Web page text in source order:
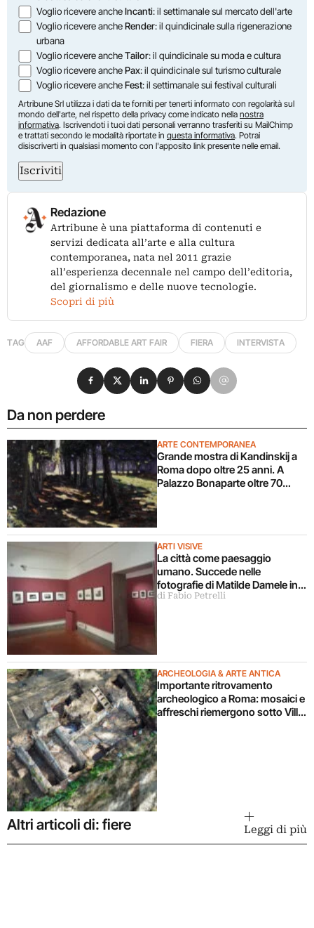
Voglio ricevere ancheIncanti: il settimanale sul mercato dell'arte
Voglio ricevere ancheRender: il quindicinale sulla rigenerazione
urbana
Voglio ricevere ancheTailor: il quindicinale su moda e cultura
Voglio ricevere anchePax: il quindicinale sul turismo culturale
Voglio ricevere ancheFest: il settimanale sui festival culturali
Artribune Srl utilizza i dati da te forniti per tenerti informato con regolarità sul
mondo dell'arte, nel rispetto della privacy come indicato nella nostra
informativa. Iscrivendoti i tuoi dati personali verranno trasferiti su MailChimp
e trattati secondo le modalità riportate in questa informativa. Potrai
disiscriverti in qualsiasi momento con l'apposito link presente nelle email.
Iscriviti
Redazione
Artribune è una piattaforma di contenuti e
servizi dedicata all’arte e alla cultura
contemporanea, nata nel 2011 grazie
all’esperienza decennale nel campo dell’editoria,
del giornalismo e delle nuove tecnologie.
Scopri di più
TAG AAF AFFORDABLE ART FAIR FIERA INTERVISTA
Da non perdere
ARTE CONTEMPORANEA
Grande mostra di Kandinskij a
Roma dopo oltre 25 anni. A
Palazzo Bonaparte oltre 70
ARTI VISIVE
La città come paesaggio
umano. Succede nelle
fotografie di Matilde Damele in
mostra a Roma
di Fabio Petrelli
ARCHEOLOGIA & ARTE ANTICA
Importante ritrovamento
archeologico a Roma: mosaici e
affreschi riemergono sotto Villa
Condividi su Facebook
Condividi su X
Condividi su LinkedIn
Condividi su Pinterest
Condividi su WhatsApp
Condividi su Email
Altri articoli di: fiere Leggi di più